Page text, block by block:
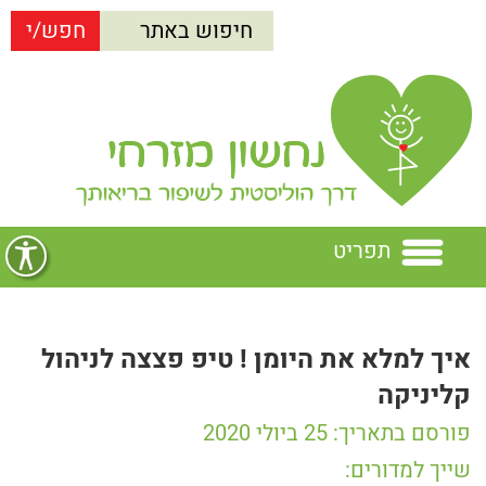
תפריט
נחשון מזרחי
נחשון מזרחיהרצאות
איך למלא את היומן ! טיפ פצצה לניהול
קליניקה
פורסם בתאריך: 25 ביולי 2020
שייך למדורים: